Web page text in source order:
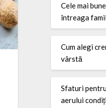
Cele mai
întreaga
Cum alegi
vârstă
Sfaturi
aerului